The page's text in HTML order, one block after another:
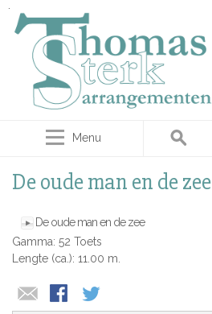
Menu
De oude man en de zee
De oude man en de zee
Gamma: 52 Toets
Lengte (ca.): 11.00 m.